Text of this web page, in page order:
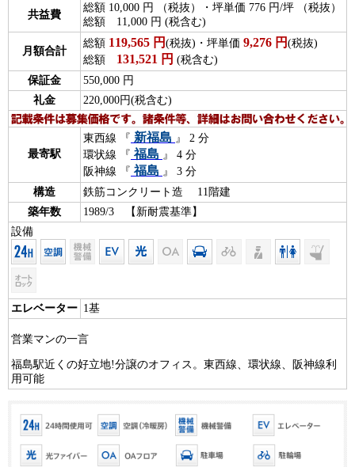
共益費
総額 10,000 円 （税抜）・坪単価 776 円/坪 （税抜）
総額 11,000 円 (税含む)
月額合計
総額 119,565 円 (税抜)・坪単価 9,276 円 (税抜)
総額 131,521 円 (税含む)
保証金
550,000 円
礼金
220,000円(税含む)
最寄駅
東西線 『 新福島 』 2 分
環状線 『 福島 』 4 分
阪神線 『 福島 』 3 分
構造
鉄筋コンクリート造 11階建
築年数
1989/3 【新耐震基準】
設備
エレベーター 1基
営業マンの一言
福島駅近くの好立地!分譲のオフィス。東西線、環状線、阪神線利
用可能